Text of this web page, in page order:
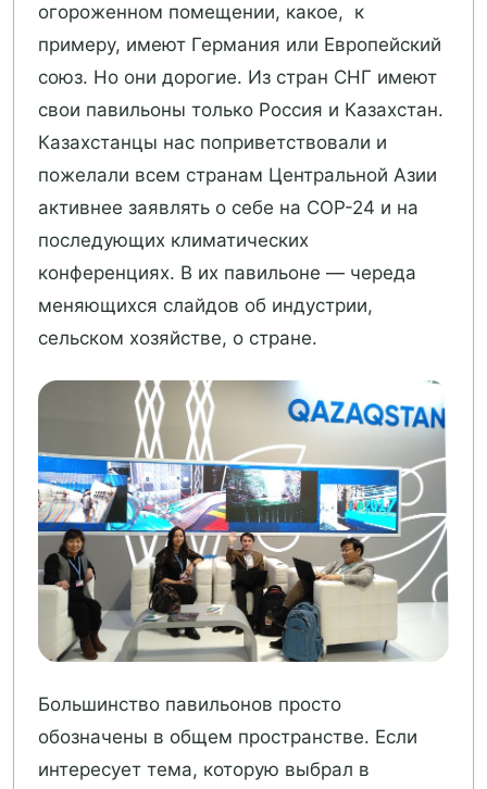
огороженном помещении, какое, к
примеру, имеют Германия или Европейский
союз. Но они дорогие. Из стран СНГ имеют
свои павильоны только Россия и Казахстан.
Казахстанцы нас поприветствовали и
пожелали всем странам Центральной Азии
активнее заявлять о себе на СOP-24 и на
последующих климатических
конференциях. В их павильоне — череда
меняющихся слайдов об индустрии,
сельском хозяйстве, о стране.
Большинство павильонов просто
обозначены в общем пространстве. Если
интересует тема, которую выбрал в